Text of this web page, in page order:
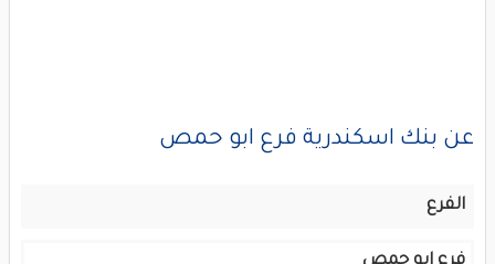
عن بنك اسكندرية فرع ابو حمص
الفرع